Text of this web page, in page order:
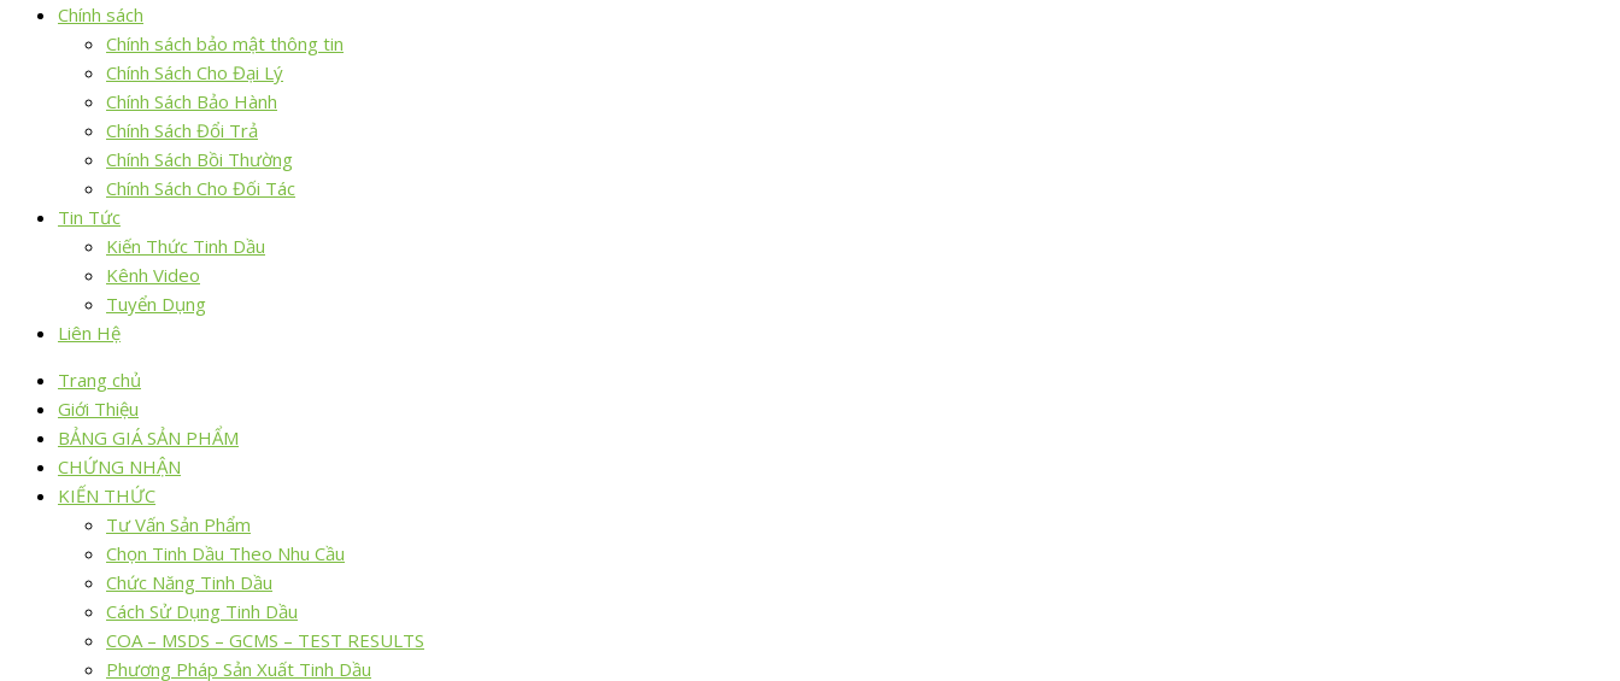
Chính sách
Chính sách bảo mật thông tin
Chính Sách Cho Đại Lý
Chính Sách Bảo Hành
Chính Sách Đổi Trả
Chính Sách Bồi Thường
Chính Sách Cho Đối Tác
Tin Tức
Kiến Thức Tinh Dầu
Kênh Video
Tuyển Dụng
Liên Hệ
Trang chủ
Giới Thiệu
BẢNG GIÁ SẢN PHẨM
CHỨNG NHẬN
KIẾN THỨC
Tư Vấn Sản Phẩm
Chọn Tinh Dầu Theo Nhu Cầu
Chức Năng Tinh Dầu
Cách Sử Dụng Tinh Dầu
COA – MSDS – GCMS – TEST RESULTS
Phương Pháp Sản Xuất Tinh Dầu